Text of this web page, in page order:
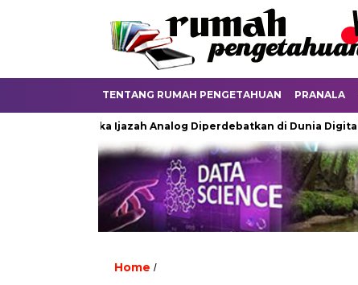
TENTANG RUMAH PENGETAHUAN PRANALA
Ketika Ijazah Analog Diperdebatkan di Dunia Digital
Home /